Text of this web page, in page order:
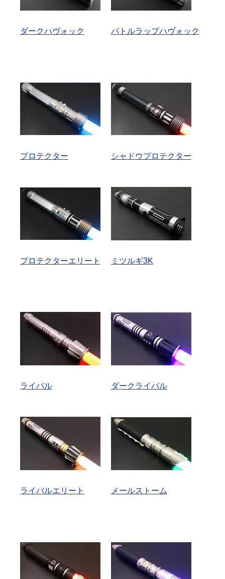
ダークハヴォック バトルラップハヴォック
プロテクター シャドウプロテクター
プロテクターエリート ミツルギ3K
ライバル ダークライバル
ライバルエリート メールストーム